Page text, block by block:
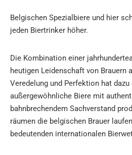
Belgischen Spezialbiere und hier
jeden Biertrinker höher.
Die Kombination einer
heutigen Leidenschaft von Brauern
Veredelung und Perfektion hat
außergewöhnliche Biere mit
bahnbrechendem Sachverstand
räumen die belgischen Brauer
bedeutenden internationalen